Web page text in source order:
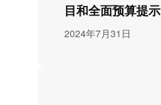
目和全面预算提示
2024年7月31日